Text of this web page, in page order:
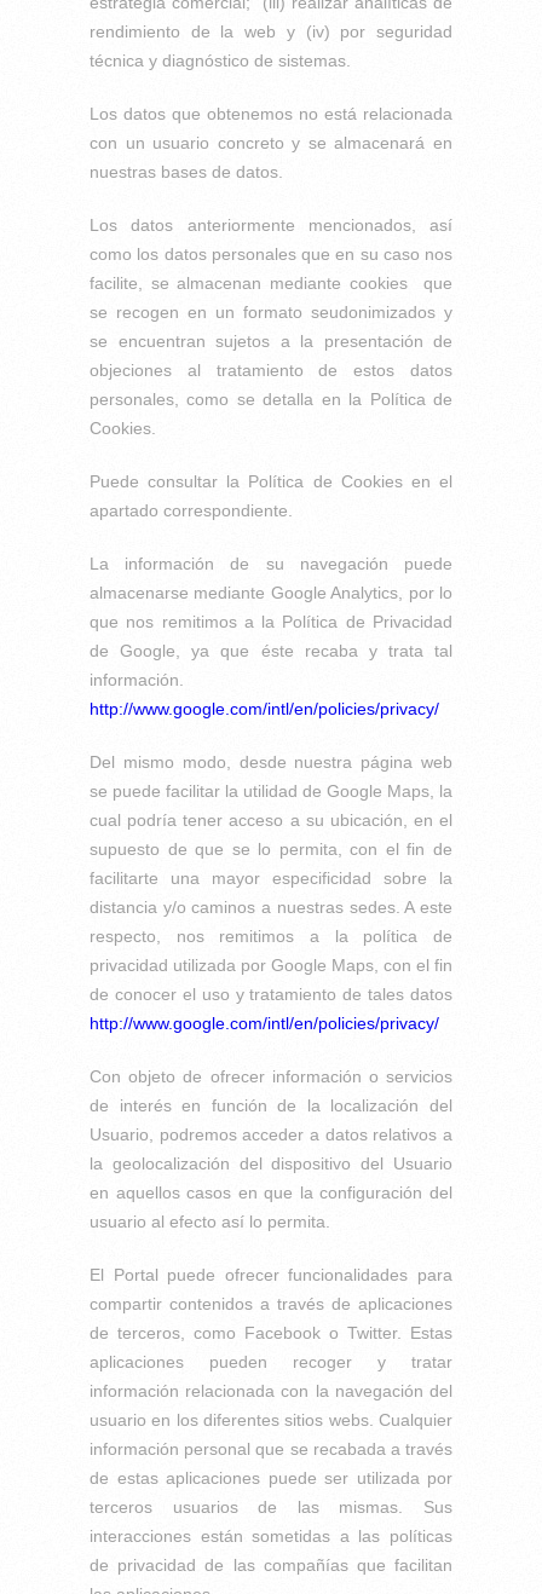
rendimiento de la web y (iv) por seguridad
técnica y diagnóstico de sistemas.
Los datos que obtenemos no está relacionada
con un usuario concreto y se almacenará en
nuestras bases de datos.
Los datos anteriormente mencionados, así
como los datos personales que en su caso nos
facilite, se almacenan mediante cookies que
se recogen en un formato seudonimizados y
se encuentran sujetos a la presentación de
objeciones al tratamiento de estos datos
personales, como se detalla en la Política de
Cookies.
Puede consultar la Política de Cookies en el
apartado correspondiente.
La información de su navegación puede
almacenarse mediante Google Analytics, por lo
que nos remitimos a la Política de Privacidad
de Google, ya que éste recaba y trata tal
información.
http://www.google.com/intl/en/policies/privacy/
Del mismo modo, desde nuestra página web
se puede facilitar la utilidad de Google Maps, la
cual podría tener acceso a su ubicación, en el
supuesto de que se lo permita, con el fin de
facilitarte una mayor especificidad sobre la
distancia y/o caminos a nuestras sedes. A este
respecto, nos remitimos a la política de
privacidad utilizada por Google Maps, con el fin
de conocer el uso y tratamiento de tales datos
http://www.google.com/intl/en/policies/privacy/
Con objeto de ofrecer información o servicios
de interés en función de la localización del
Usuario, podremos acceder a datos relativos a
la geolocalización del dispositivo del Usuario
en aquellos casos en que la configuración del
usuario al efecto así lo permita.
El Portal puede ofrecer funcionalidades para
compartir contenidos a través de aplicaciones
de terceros, como Facebook o Twitter. Estas
aplicaciones pueden recoger y tratar
información relacionada con la navegación del
usuario en los diferentes sitios webs. Cualquier
información personal que se recabada a través
de estas aplicaciones puede ser utilizada por
terceros usuarios de las mismas. Sus
interacciones están sometidas a las políticas
de privacidad de las compañías que facilitan